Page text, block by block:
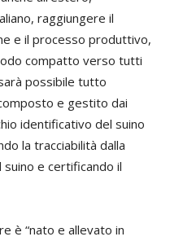
raggiungere il
e il processo produttivo,
compatto verso tutti
possibile tutto
e gestito dai
identificativo del suino
la tracciabilità dalla
suino e certificando il
è “nato e allevato in